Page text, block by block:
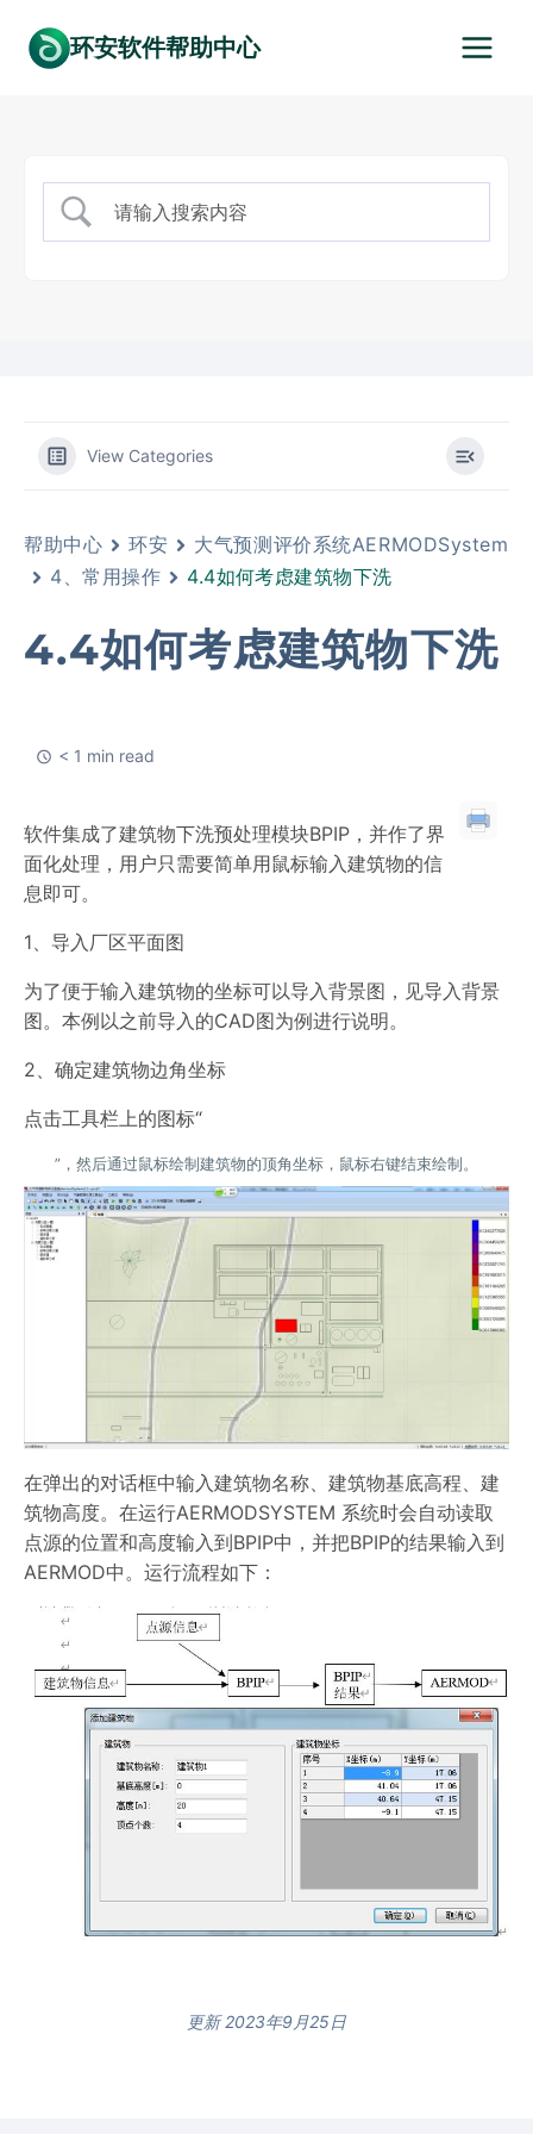
环安软件帮助中心
View Categories
帮助中心 环安
大气预测评价系统AERMODSystem
4、常用操作
4.4如何考虑建筑物下洗
4.4如何考虑建筑物下洗
< 1 min read
软件集成了建筑物下洗预处理模块BPIP，并作了界
面化处理，用户只需要简单用鼠标输入建筑物的信
息即可。
1、导入厂区平面图
为了便于输入建筑物的坐标可以导入背景图，见导入背景
图。本例以之前导入的CAD图为例进行说明。
2、确定建筑物边角坐标
点击工具栏上的图标“
”，然后通过鼠标绘制建筑物的顶角坐标，鼠标右键结束绘制。
在弹出的对话框中输入建筑物名称、建筑物基底高程、建
筑物高度。在运行AERMODSYSTEM 系统时会自动读取
点源的位置和高度输入到BPIP中，并把BPIP的结果输入到
AERMOD中。运行流程如下：
更新 2023年9月25日